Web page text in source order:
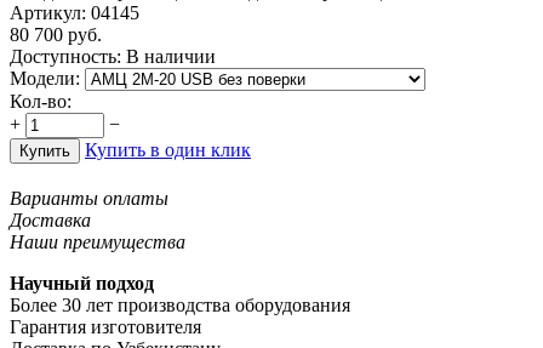
Артикул: 04145
80 700 руб.
Доступность: В наличии
Модели:
Кол-во:
+
−
Купить Купить в один клик
Варианты оплаты
Доставка
Наши преимущества
Научный подход
Более 30 лет производства оборудования
Гарантия изготовителя